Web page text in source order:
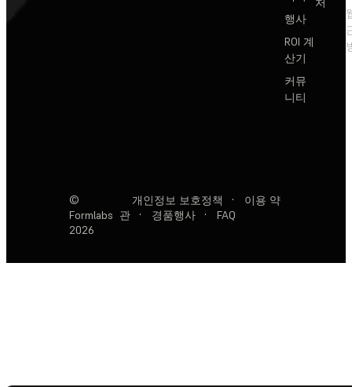
행사
ROI 계
산기
커뮤
니티
©
Formlabs
2026
개인정보 보호정책 ·
이용 약
관
· 경품행사 · FAQ